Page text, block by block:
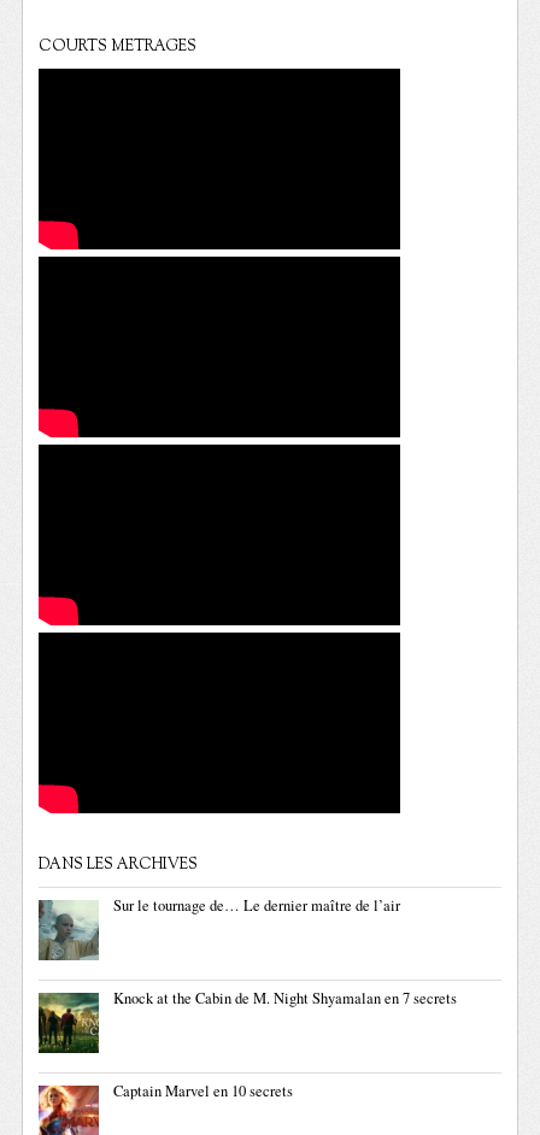
COURTS METRAGES
DANS LES ARCHIVES
Sur le tournage de… Le dernier maître de l’air
Knock at the Cabin de M. Night Shyamalan en 7 secrets
Captain Marvel en 10 secrets